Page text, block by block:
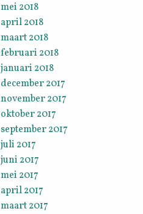
mei 2018
april 2018
maart 2018
februari 2018
januari 2018
december 2017
november 2017
oktober 2017
september 2017
juli 2017
juni 2017
mei 2017
april 2017
maart 2017